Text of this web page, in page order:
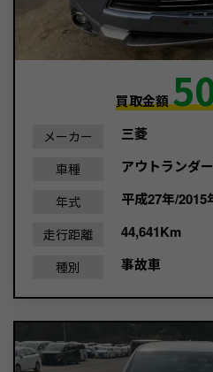
買取金額
メーカー 三菱
車種 アウトランダ
年式 平成27年/2015
走行距離 44,641Km
種別 事故車